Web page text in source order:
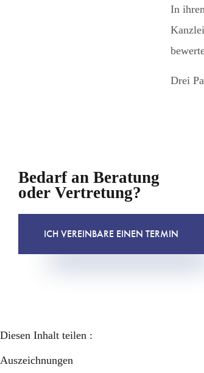
In
Drei
Bedarf an Beratung
oder Vertretung?
ICH VEREINBARE EINEN TERMIN
Diesen Inhalt teilen :
Auszeichnungen